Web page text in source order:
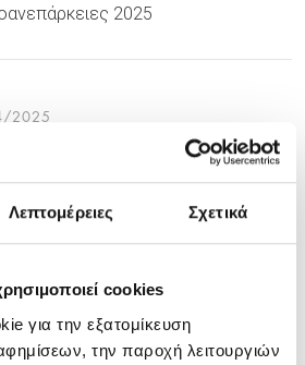
Λεπτομέρειες Σχετικά
cookies
για την εξατομίκευση
την παροχή λειτουργιών
2025
2025
Ημέρα Ανοσολογίας
έναντι των παιδικών